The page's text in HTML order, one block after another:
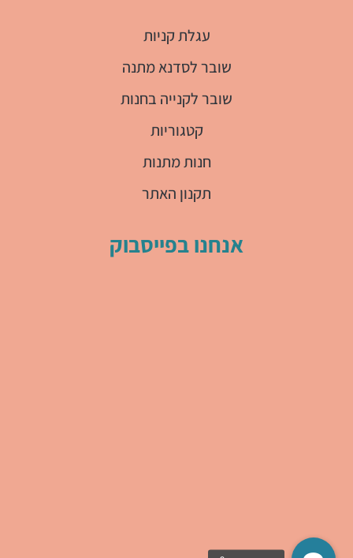
עגלת קניות
שובר לסדנא מתנה
שובר לקנייה בחנות
קטגוריות
חנות מתנות
תקנון האתר
אנחנו בפייסבוק